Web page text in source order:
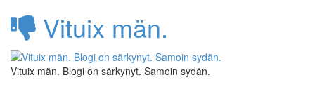
Vituix män.
Vituix män. Blogi on särkynyt. Samoin sydän.